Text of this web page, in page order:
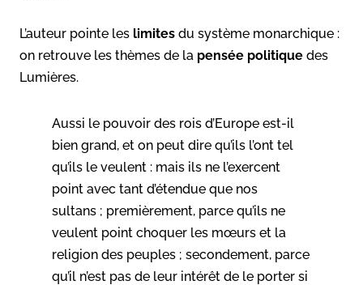
L’auteur pointe les limites du système monarchique :
on retrouve les thèmes de la pensée politique des
Lumières.
Aussi le pouvoir des rois d’Europe est-il
bien grand, et on peut dire qu’ils l’ont tel
qu’ils le veulent : mais ils ne l’exercent
point avec tant d’étendue que nos
sultans ; premièrement, parce qu’ils ne
veulent point choquer les mœurs et la
religion des peuples ; secondement, parce
qu’il n’est pas de leur intérêt de le porter si